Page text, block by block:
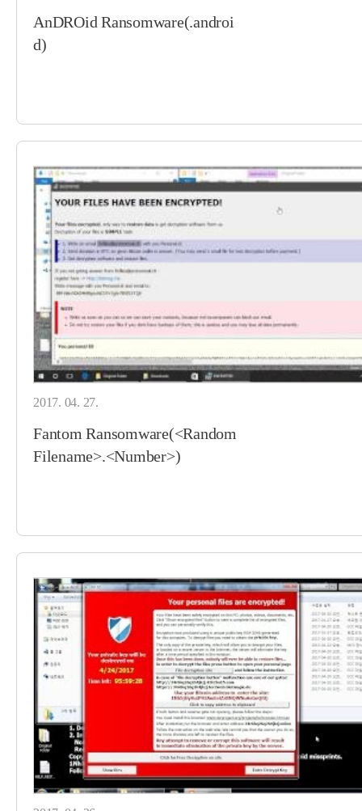
AnDROid Ransomware(.androi
d)
2017. 04. 27.
Fantom Ransomware(<Random
Filename>.<Number>)